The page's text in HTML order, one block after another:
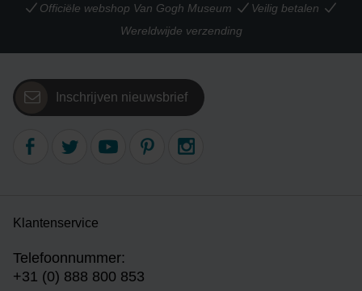
Officiële webshop Van Gogh Museum
Veilig betalen
Wereldwijde verzending
Inschrijven nieuwsbrief
Klantenservice
Telefoonnummer:
+31 (0) 888 800 853